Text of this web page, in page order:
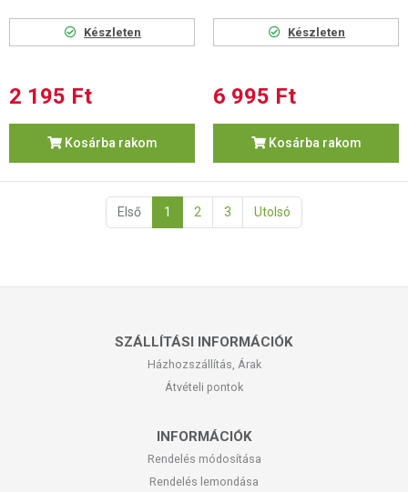
Készleten
2 195 Ft
Kosárba rakom
Készleten
6 995 Ft
Kosárba rakom
Első 1 2 3 Utolsó
SZÁLLÍTÁSI INFORMÁCIÓK
Házhozszállítás, Árak
Átvételi pontok
INFORMÁCIÓK
Rendelés módosítása
Rendelés lemondása